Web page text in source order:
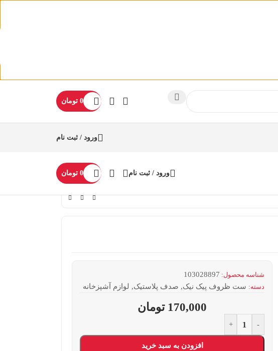
0 تومان
ورود / ثبت نام
ورود / ثبت نام 0 تومان
شناسه محصول: 103028897
دسته: ست ظروف پیک نیک, صدف پلاستیک, لوازم آشپزخانه
170,000 تومان
-
+
افزودن به سبد خرید